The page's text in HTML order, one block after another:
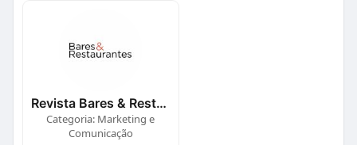
Revista Bares & Restaurantes
Categoria: Marketing e
Comunicação